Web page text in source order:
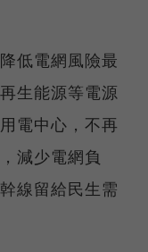
低電網風險最
生能源等電源
電中心，不再
減少電網負
線留給民生需